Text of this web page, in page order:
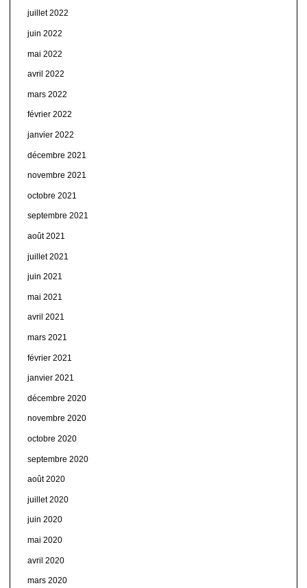
juillet 2022
juin 2022
mai 2022
avril 2022
mars 2022
février 2022
janvier 2022
décembre 2021
novembre 2021
octobre 2021
septembre 2021
août 2021
juillet 2021
juin 2021
mai 2021
avril 2021
mars 2021
février 2021
janvier 2021
décembre 2020
novembre 2020
octobre 2020
septembre 2020
août 2020
juillet 2020
juin 2020
mai 2020
avril 2020
mars 2020